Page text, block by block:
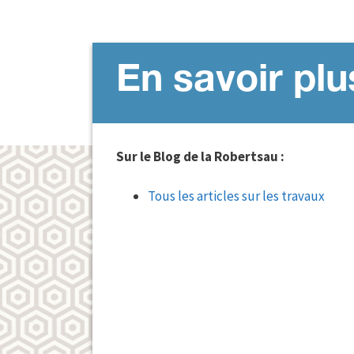
En savoir
Sur le Blog de la Robertsau :
Tous les articles sur les travaux